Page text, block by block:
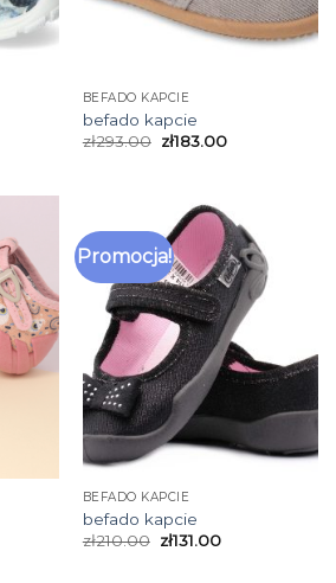
BEFADO KAPCIE
befado kapcie
zł293.00 zł183.00
Promocja!
BEFADO KAPCIE
befado kapcie
zł210.00 zł131.00